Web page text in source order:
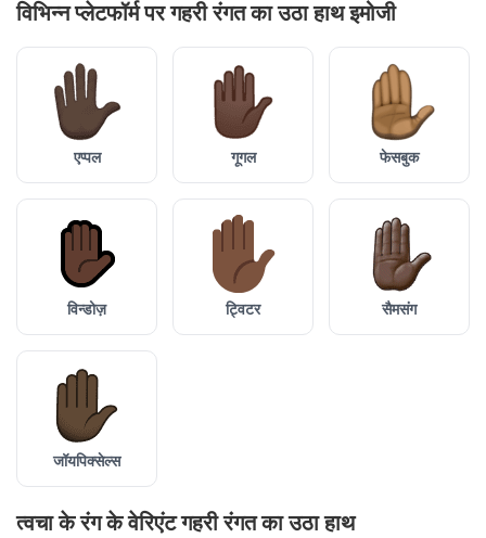
विभिन्न प्लेटफॉर्म पर गहरी रंगत का उठा हाथ इमोजी
एप्पल गूगल फेसबुक
विन्डोज़ ट्विटर सैमसंग
जॉयपिक्सेल्स
त्वचा के रंग के वेरिएंट गहरी रंगत का उठा हाथ